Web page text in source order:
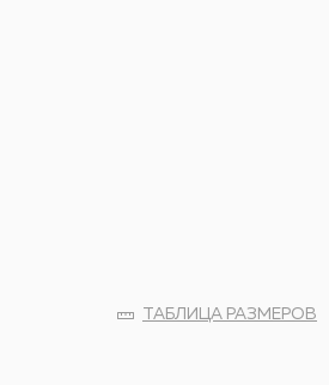
ТАБЛИЦА РАЗМЕРОВ